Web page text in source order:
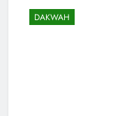
DAKWAH